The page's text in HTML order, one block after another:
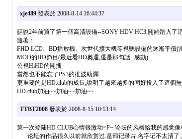
xje489發表於 2008-8-14 16:44:37
話說2年前買了第一個高清設備--SONY HDV HC3,開始踏入
隨著：
FHD LCD、BD播放機、次世代擴大機等視聽設備的逐漸平價(
MOD的HD節目(最近看HD奧運,還是那句話--感動)
公視HiHD的開播
當然也不能忘了PS3的推波助瀾
更重要的是HD.club的成長,說明了越來越多的同好投入了這個
HD.club加油~~加油~~加油~~
TTBT2008發表於 2008-8-15 10:13:14
第一次登陆HD CLUB心情很激动=P~ 论坛的风格给我的感觉
论坛的作品很久以前就欣赏过.是部记录片.名字记不太清了